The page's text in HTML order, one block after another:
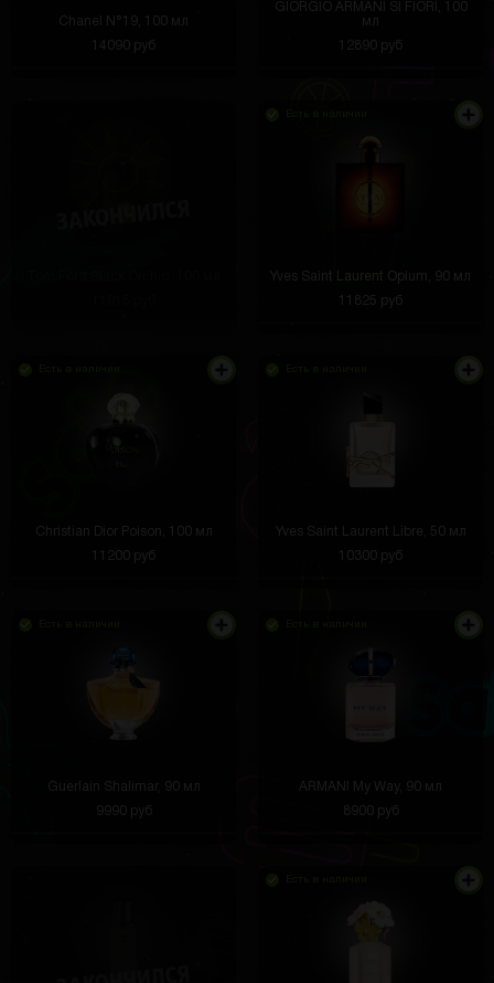
Chanel N°19, 100 мл
14090 руб
GIORGIO ARMANI SI FIORI, 100
мл
12890 руб
Yves Saint Laurent Opium, 90 мл
11825 руб
Christian Dior Poison, 100 мл
11200 руб
Yves Saint Laurent Libre, 50 мл
10300 руб
Guerlain Shalimar, 90 мл
9990 руб
ARMANI My Way, 90 мл
8900 руб